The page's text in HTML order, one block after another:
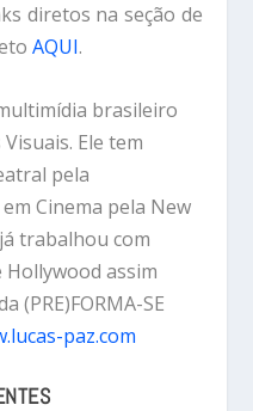
diretos na seção de
AQUI.
brasileiro
Ele tem
pela
Cinema pela New
trabalhou com
assim
(PRE)FORMA-SE
paz.com